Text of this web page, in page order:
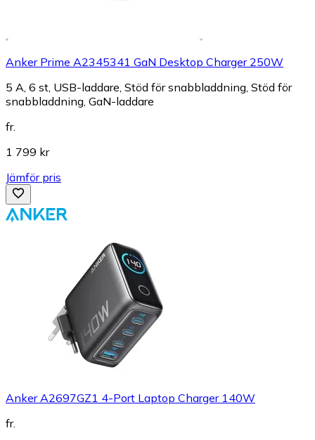
Anker Prime A2345341 GaN Desktop Charger 250W
5 A, 6 st, USB-laddare, Stöd för snabbladdning, Stöd för
snabbladdning, GaN-laddare
fr.
1 799 kr
Jämför pris
Anker A2697GZ1 4-Port Laptop Charger 140W
fr.